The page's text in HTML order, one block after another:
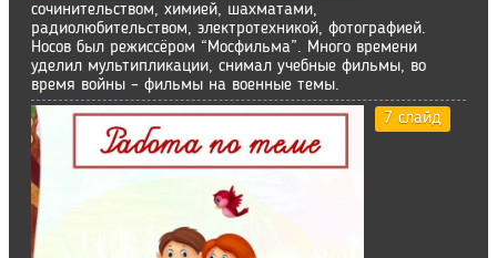
сочинительством, химией, шахматами,
радиолюбительством, электротехникой, фотографией.
Носов был режиссёром “Мосфильма”. Много времени
уделил мультипликации, снимал учебные фильмы, во
время войны – фильмы на военные темы.
7 слайд